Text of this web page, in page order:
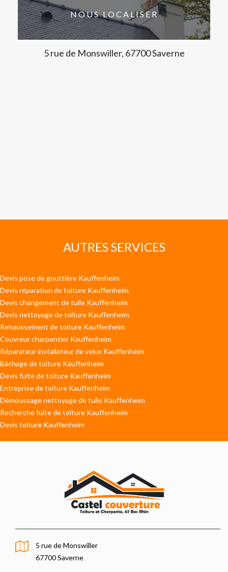
NOUS LOCALISER
5 rue de Monswiller, 67700 Saverne
AUTRES SERVICES
Devis pose de gouttière Kauffenheim
Devis réparation de toiture Kauffenheim
Devis changement de tuile Kauffenheim
Devis nettoyage de toiture Kauffenheim
Rehaussement de toiture Kauffenheim
Couvreur charpentier Kauffenheim
Réparateur installateur de velux Kauffenheim
Bâchage de toiture Kauffenheim
Devis fuite de toiture Kauffenheim
Entreprise de toiture Kauffenheim
Démoussage nettoyage de tuile Kauffenheim
Recherche fuite de toiture Kauffenheim
Devis toiture Kauffenheim
5 rue de Monswiller
67700 Saverne